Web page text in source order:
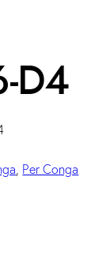
D4
, Per Conga